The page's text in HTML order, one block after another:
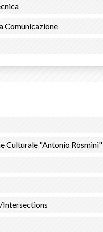
Comunicazione
Culturale "Antonio Rosmini"
Intersections